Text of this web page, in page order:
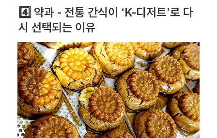
4️⃣ 약과 - 전통 간식이 ‘K-디저트’로 다
시 선택되는 이유